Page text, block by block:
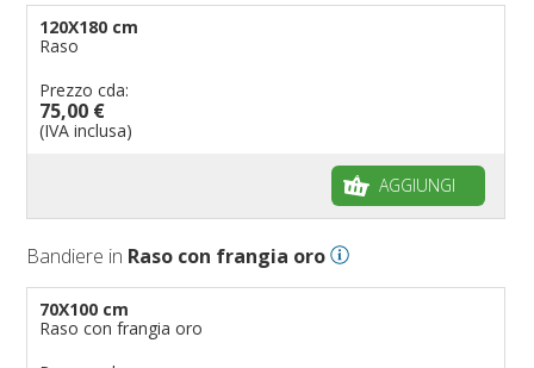
120X180 cm
Raso
Prezzo cda:
75,00 €
(IVA inclusa)
AGGIUNGI
Bandiere in Raso con frangia oro
70X100 cm
Raso con frangia oro